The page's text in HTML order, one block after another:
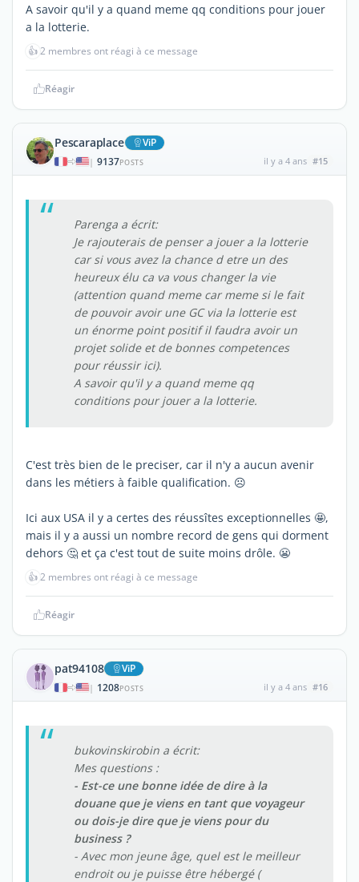
A savoir qu'il y a quand meme qq conditions pour jouer
a la lotterie.
👍2 membres ont réagi à ce message
Réagir
Pescaraplace ViP
| 9137POSTS il y a 4 ans #15
Parenga a écrit:
Je rajouterais de penser a jouer a la lotterie
car si vous avez la chance d etre un des
heureux élu ca va vous changer la vie
(attention quand meme car meme si le fait
de pouvoir avoir une GC via la lotterie est
un énorme point positif il faudra avoir un
projet solide et de bonnes competences
pour réussir ici).
A savoir qu'il y a quand meme qq
conditions pour jouer a la lotterie.
C'est très bien de le preciser, car il n'y a aucun avenir
dans les métiers à faible qualification. ☹️
Ici aux USA il y a certes des réussîtes exceptionnelles 🤩,
mais il y a aussi un nombre record de gens qui dorment
dehors 🤔 et ça c'est tout de suite moins drôle. 😬
👍2 membres ont réagi à ce message
Réagir
pat94108 ViP
| 1208POSTS il y a 4 ans #16
bukovinskirobin a écrit:
Mes questions :
- Est-ce une bonne idée de dire à la
douane que je viens en tant que voyageur
ou dois-je dire que je viens pour du
business ?
- Avec mon jeune âge, quel est le meilleur
endroit ou je puisse être hébergé (